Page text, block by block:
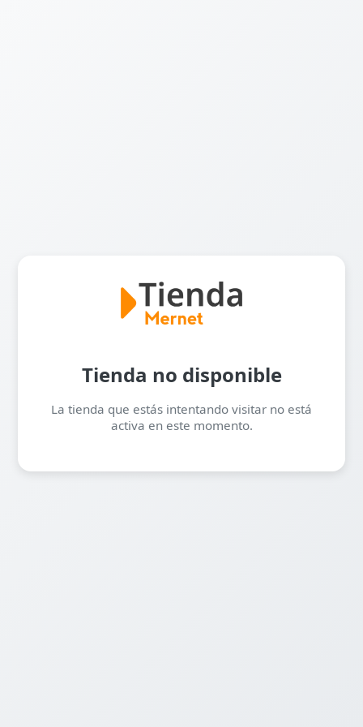
Tienda no disponible
La tienda que estás intentando visitar no está
activa en este momento.